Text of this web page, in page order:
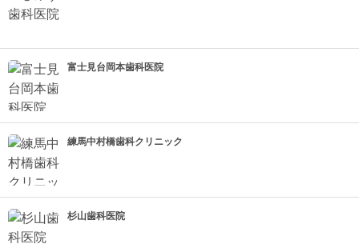
富士見台岡本歯科医院
練馬中村橋歯科クリニック
杉山歯科医院